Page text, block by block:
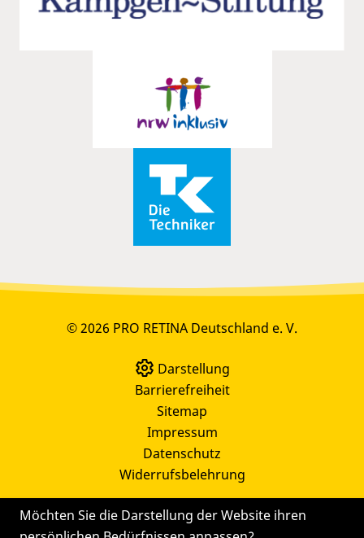
Möchten Sie die Darstellung der Website ihren
© 2026 PRO RETINA Deutschland e. V.
Darstellung
Barrierefreiheit
Sitemap
Impressum
Datenschutz
Widerrufsbelehrung